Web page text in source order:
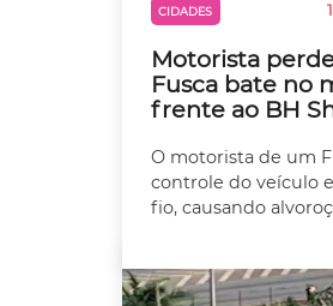
CIDADES
Motorista
Fusca bate no
frente ao BH
O motorista de um
controle do veículo
fio, causando